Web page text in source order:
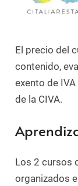
El precio del
contenido,
exento de
de la CIVA.
Los 2 cursos
organizados